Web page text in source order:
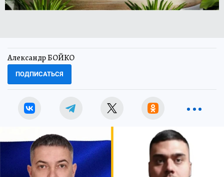
Александр БОЙКО
ПОДПИСАТЬСЯ